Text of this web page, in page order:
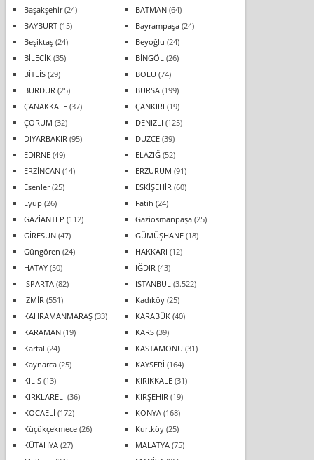
Başakşehir(24) BATMAN(64)
BAYBURT(15) Bayrampaşa(24)
Beşiktaş(24) Beyoğlu (24)
BİLECİK(35) BİNGÖL (26)
BİTLİS(29) BOLU (74)
BURDUR (25) BURSA(199)
ÇANAKKALE(37) ÇANKIRI (19)
ÇORUM (32) DENİZLİ (125)
DİYARBAKIR (95) DÜZCE(39)
EDİRNE(49) ELAZIĞ(52)
ERZİNCAN(14) ERZURUM (91)
Esenler(25) ESKİŞEHİR (60)
Eyüp (26) Fatih (24)
GAZİANTEP (112) Gaziosmanpaşa(25)
GİRESUN(47) GÜMÜŞHANE(18)
Güngören (24) HAKKARİ (12)
HATAY(50) IĞDIR (43)
ISPARTA(82) İSTANBUL (3.522)
İZMİR (551) Kadıköy(25)
KAHRAMANMARAŞ(33) KARABÜK(40)
KARAMAN(19) KARS(39)
Kartal (24) KASTAMONU (31)
Kaynarca(25) KAYSERİ (164)
KİLİS(13) KIRIKKALE(31)
KIRKLARELİ (36) KIRŞEHİR (19)
KOCAELİ (172) KONYA(168)
Küçükçekmece(26) Kurtköy(25)
KÜTAHYA(27) MALATYA(75)